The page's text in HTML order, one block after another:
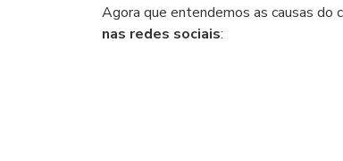
Agora que entendemos as causas do
nas redes sociais: